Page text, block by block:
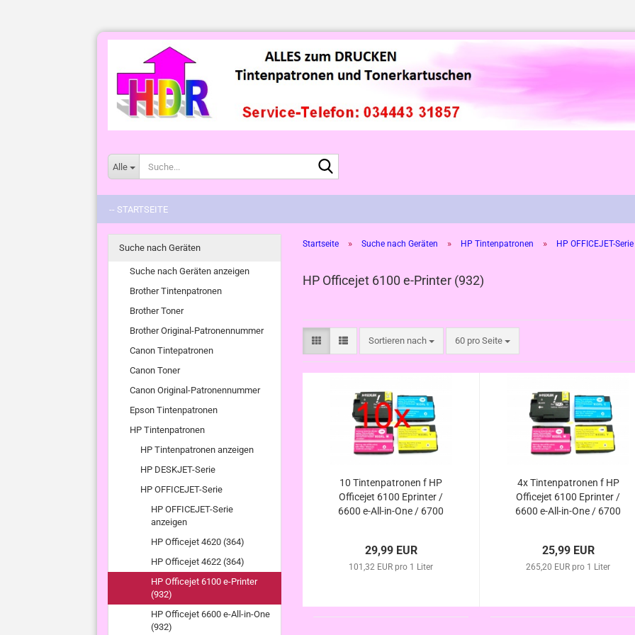
Alle
-- STARTSEITE
Startseite » Suche nach Geräten » HP Tintenpatronen » HP OFFICEJET-Serie
HP Officejet 6100 e-Printer (932)
Sortieren nach
Sortieren nach 60 pro Seite
pro Seite
10 Tintenpatronen f HP
Officejet 6100 Eprinter /
6600 e-All-in-One / 6700
932XL HP933XL m.
Chip/Füllstand
29,99 EUR
101,32 EUR pro 1 Liter
4x Tintenpatronen f HP
Officejet 6100 Eprinter /
6600 e-All-in-One / 6700
932XL HP933XL m.
Chip/Füllstand
25,99 EUR
265,20 EUR pro 1 Liter
Suche nach Geräten
Suche nach Geräten anzeigen
Brother Tintenpatronen
Brother Toner
Brother Original-Patronennummer
Canon Tintepatronen
Canon Toner
Canon Original-Patronennummer
Epson Tintenpatronen
HP Tintenpatronen
HP Tintenpatronen anzeigen
HP DESKJET-Serie
HP OFFICEJET-Serie
HP OFFICEJET-Serie
anzeigen
HP Officejet 4620 (364)
HP Officejet 4622 (364)
HP Officejet 6100 e-Printer
(932)
HP Officejet 6600 e-All-in-One
(932)